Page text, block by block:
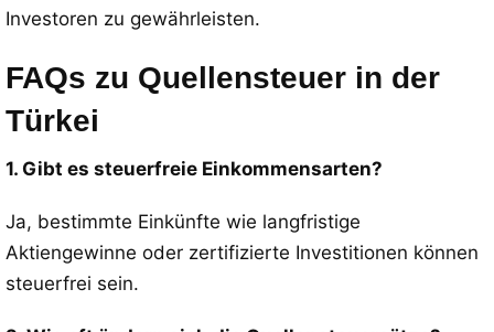
Investoren zu gewährleisten.
FAQs zu Quellensteuer in der
Türkei
1. Gibt es steuerfreie Einkommensarten?
Ja, bestimmte Einkünfte wie langfristige
Aktiengewinne oder zertifizierte Investitionen können
steuerfrei sein.